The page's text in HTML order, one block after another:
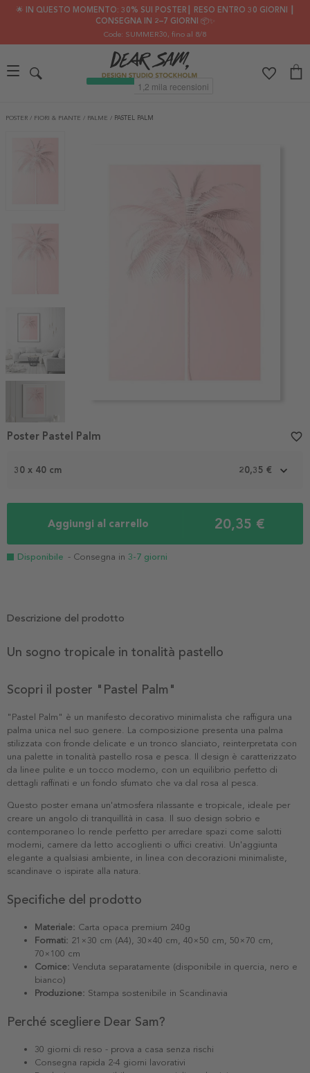
🌟 IN QUESTO MOMENTO: 30% SUI POSTER┃ RESO ENTRO 30 GIORNI ┃
CONSEGNA IN 2–7 GIORNI 📦✨
Code: SUMMER30, fino al 8/8
POSTER / FIORI & PIANTE / PALME / PASTEL PALM
1
30 x 40 cm 20,35 €
Aggiungi al carrello 20,35 €
Disponibile - Consegna in 3-7 giorni
Poster Pastel Palm favorite_border
Descrizione del prodotto
Un sogno tropicale in tonalità pastello
Scopri il poster "Pastel Palm"
"Pastel Palm" è un manifesto decorativo minimalista che raffigura una
palma unica nel suo genere. La composizione presenta una palma
stilizzata con fronde delicate e un tronco slanciato, reinterpretata con
una palette in tonalità pastello rosa e pesca. Il design è caratterizzato
da linee pulite e un tocco moderno, con un equilibrio perfetto di
dettagli raffinati e un fondo sfumato che va dal rosa al pesca.
Questo poster emana un'atmosfera rilassante e tropicale, ideale per
creare un angolo di tranquillità in casa. Il suo design sobrio e
contemporaneo lo rende perfetto per arredare spazi come salotti
moderni, camere da letto accoglienti o uffici creativi. Un'aggiunta
elegante a qualsiasi ambiente, in linea con decorazioni minimaliste,
scandinave o ispirate alla natura.
Specifiche del prodotto
Materiale: Carta opaca premium 240g
Formati: 21×30 cm (A4), 30×40 cm, 40×50 cm, 50×70 cm,
70×100 cm
Cornice: Venduta separatamente (disponibile in quercia, nero e
bianco)
Produzione: Stampa sostenibile in Scandinavia
Perché scegliere Dear Sam?
30 giorni di reso - prova a casa senza rischi
Consegna rapida 2-4 giorni lavorativi